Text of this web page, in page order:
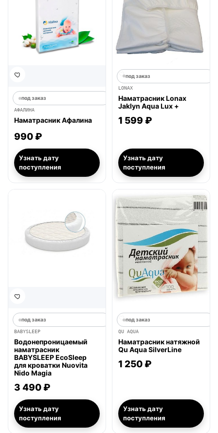
под заказ
АФАЛИНА
Наматрасник Афалина
990 ₽
Узнать дату
поступления
под заказ
LONAX
Наматрасник Lonax
Jaklyn Aqua Lux +
1 599 ₽
Узнать дату
поступления
под заказ
BABYSLEEP
Водонепроницаемый
наматрасник
BABYSLEEP EcoSleep
для кроватки Nuovita
Nido Magia
3 490 ₽
Узнать дату
поступления
под заказ
QU AQUA
Наматрасник натяжной
Qu Aqua SilverLine
1 250 ₽
Узнать дату
поступления